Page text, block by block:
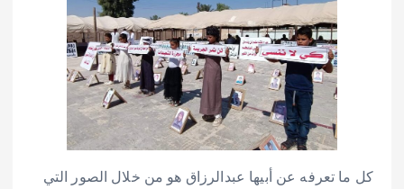
كل ما تعرفه عن أبيها عبدالرزاق هو من خلال الصور التي